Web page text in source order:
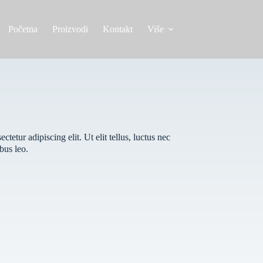
Početna Proizvodi Kontakt Više
adipiscing elit. Ut elit tellus, luctus nec
leo.